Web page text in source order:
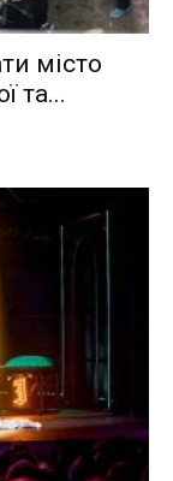
місто
та...